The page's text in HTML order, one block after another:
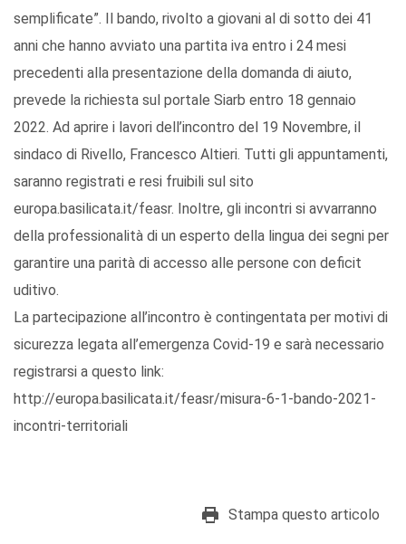
semplificate”. Il bando, rivolto a giovani al di sotto dei 41
anni che hanno avviato una partita iva entro i 24 mesi
precedenti alla presentazione della domanda di aiuto,
prevede la richiesta sul portale Siarb entro 18 gennaio
2022. Ad aprire i lavori dell’incontro del 19 Novembre, il
sindaco di Rivello, Francesco Altieri. Tutti gli appuntamenti,
saranno registrati e resi fruibili sul sito
europa.basilicata.it/feasr. Inoltre, gli incontri si avvarranno
della professionalità di un esperto della lingua dei segni per
garantire una parità di accesso alle persone con deficit
uditivo.
La partecipazione all’incontro è contingentata per motivi di
sicurezza legata all’emergenza Covid-19 e sarà necessario
registrarsi a questo link:
http://europa.basilicata.it/feasr/misura-6-1-bando-2021-
incontri-territoriali
Stampa questo articolo